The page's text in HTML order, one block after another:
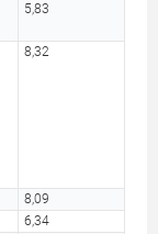
5,83
8,32
8,09
6,34